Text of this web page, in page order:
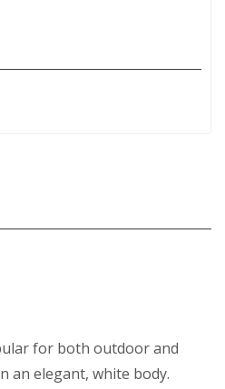
for both outdoor and
an elegant, white body.